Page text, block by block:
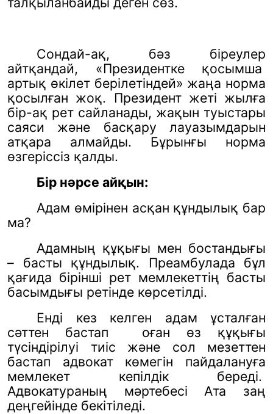
Сондай-ақ, бәз біреулер
айтқандай,
«Президентке
қосымша
артық өкілет берілетіндей» жаңа норма
қосылған жоқ. Президент жеті жылға
бір-ақ рет сайланады, жақын туыстары
саяси және басқару лауазымдарын
атқара алмайды. Бұрынғы норма
өзгеріссіз қалды.
Бір нәрсе айқын:
Адам өмірінен асқан құндылық бар
ма?
Адамның құқығы мен бостандығы
– басты құндылық. Преамбулада бұл
қағида бірінші рет мемлекеттің басты
басымдығы ретінде көрсетілді.
Енді кез келген адам ұсталған
сәттен бастап
оған өз құқығы
түсіндірілуі тиіс және сол мезеттен
бастап адвокат көмегін пайдалануға
мемлекет кепілдік береді.
Адвокатураның мәртебесі Ата заң
деңгейінде бекітіледі.